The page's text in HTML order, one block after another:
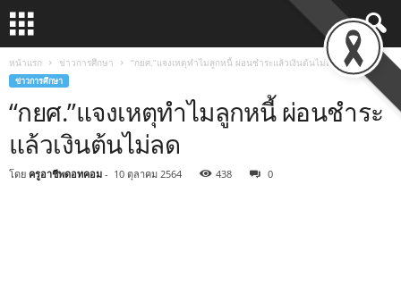
หน้าแรก ข่าวการศึกษา “กยศ.”แจงเหตุทำไมลูกหนี้ ผ่อนชำระแล้วเงินต้นไม่ลด
ข่าวการศึกษา
“กยศ.”แจงเหตุทำไมลูกหนี้ ผ่อนชำระ
แล้วเงินต้นไม่ลด
โดย ครูอาชีพดอทคอม - 10 ตุลาคม 2564 438 0